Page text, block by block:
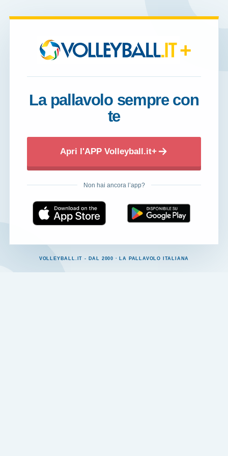
+
La pallavolo sempre con
te
Apri l'APP Volleyball.it+
Non hai ancora l’app?
VOLLEYBALL.IT - DAL 2000 · LA PALLAVOLO ITALIANA